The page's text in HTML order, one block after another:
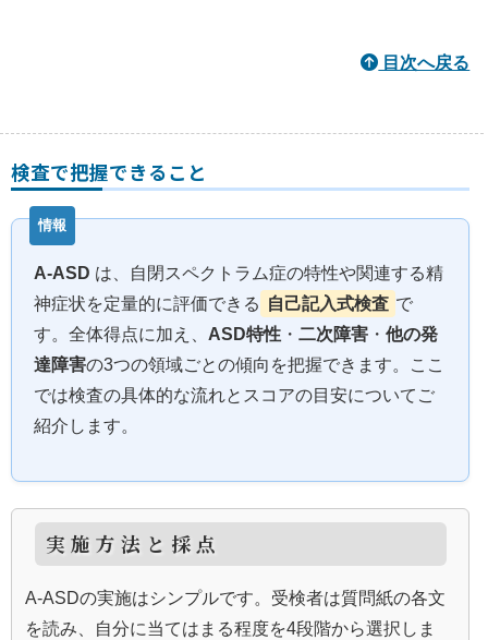
目次へ戻る
検査で把握できること
A‑ASD は、自閉スペクトラム症の特性や関連する精
神症状を定量的に評価できる 自己記入式検査 で
す。全体得点に加え、 ASD特性 ・ 二次障害 ・ 他の発
達障害の3つの領域ごとの傾向を把握できます。ここ
では検査の具体的な流れとスコアの目安についてご
紹介します。
実施方法と採点
A‑ASDの実施はシンプルです。受検者は質問紙の各文
を読み、自分に当てはまる程度を4段階から選択しま